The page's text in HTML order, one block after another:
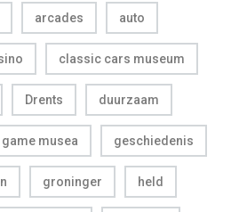
arcades auto
classic cars museum
Drents duurzaam
game musea geschiedenis
groninger held